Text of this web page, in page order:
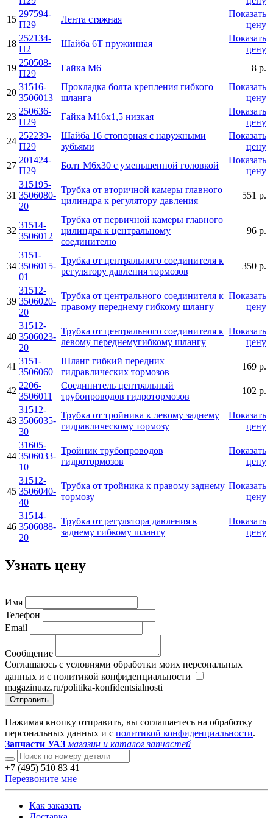
15
297594-
П29
Лента стяжная
Показать
цену
18
252134-
П2
Шайба 6Т пружинная
Показать
цену
19
250508-
П29
Гайка М6 8 р.
20
31516-
3506013
Прокладка болта крепления гибкого
шланга
Показать
цену
23
250636-
П29
Гайка М16х1,5 низкая
Показать
цену
24
252239-
П29
Шайба 16 стопорная с наружными
зубьями
Показать
цену
27
201424-
П29
Болт М6х30 с уменьшенной головкой
Показать
цену
31
315195-
3506080-
20
Трубка от вторичной камеры главного
цилиндра к регулятору давления
551 р.
32
31514-
3506012
Трубка от первичной камеры главного
цилиндра к центральному
соединителю
96 р.
34
3151-
3506015-
01
Трубка от центрального соединителя к
регулятору давления тормозов
350 р.
39
31512-
3506020-
20
Трубка от центрального соединителя к
правому переднему гибкому шлангу
Показать
цену
40
31512-
3506023-
20
Трубка от центрального соединителя к
левому переднемугибкому шлангу
Показать
цену
41
3151-
3506060
Шланг гибкий передних
гидравлических тормозов
169 р.
42
2206-
3506011
Соединитель центральный
трубопроводов гидротормозов
102 р.
43
31512-
3506035-
30
Трубка от тройника к левому заднему
гидравлическому тормозу
Показать
цену
44
31605-
3506033-
10
Тройник трубопроводов
гидротормозов
Показать
цену
45
31512-
3506040-
40
Трубка от тройника к правому заднему
тормозу
Показать
цену
46
31514-
3506088-
20
Трубка от регулятора давления к
заднему гибкому шлангу
Показать
цену
Узнать цену
Имя
Телефон
Email
Сообщение
Соглашаюсь с условиями обработки моих персональных
данных и с политикой конфиденциальности
magazinuaz.ru/politika-konfidentsialnosti
Отправить
Нажимая кнопку отправить, вы соглашаетесь на обработку
персональных данных и с политикой конфиденциальности.
Запчасти УАЗ магазин и каталог запчастей
+7 (495) 510 83 41
Перезвоните мне
Как заказать